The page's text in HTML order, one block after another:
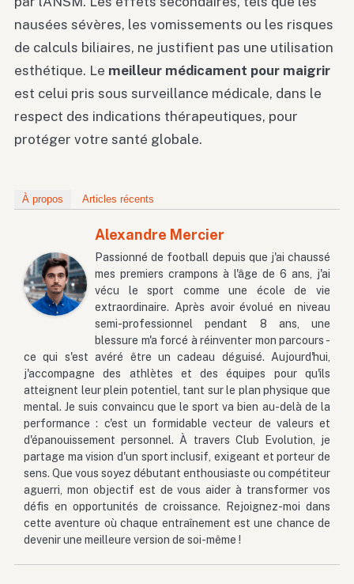
nausées sévères, les vomissements ou les risques
de calculs biliaires, ne justifient pas une utilisation
esthétique. Le meilleur médicament pour maigrir
est celui pris sous surveillance médicale, dans le
respect des indications thérapeutiques, pour
protéger votre santé globale.
À propos Articles récents
Alexandre Mercier
Passionné de football depuis que j'ai chaussé
mes premiers crampons à l'âge de 6 ans, j'ai
vécu le sport comme une école de vie
extraordinaire. Après avoir évolué en niveau
semi-professionnel pendant 8 ans, une
blessure m'a forcé à réinventer mon parcours -
ce qui s'est avéré être un cadeau déguisé. Aujourd'hui,
j'accompagne des athlètes et des équipes pour qu'ils
atteignent leur plein potentiel, tant sur le plan physique que
mental. Je suis convaincu que le sport va bien au-delà de la
performance : c'est un formidable vecteur de valeurs et
d'épanouissement personnel. À travers Club Evolution, je
partage ma vision d'un sport inclusif, exigeant et porteur de
sens. Que vous soyez débutant enthousiaste ou compétiteur
aguerri, mon objectif est de vous aider à transformer vos
défis en opportunités de croissance. Rejoignez-moi dans
cette aventure où chaque entraînement est une chance de
devenir une meilleure version de soi-même !